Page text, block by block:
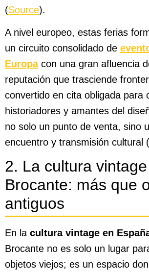
(Source).
A nivel europeo, estas ferias
un circuito consolidado de
Europacon una gran afluencia
reputación que trasciende
convertido en cita obligada para
historiadores y amantes del
no solo un punto de venta, sino
encuentro y transmisión cultural (
2. La cultura
Brocante: más que
antiguos
En la cultura vintage en
Brocante no es solo un lugar
objetos viejos; es un espacio